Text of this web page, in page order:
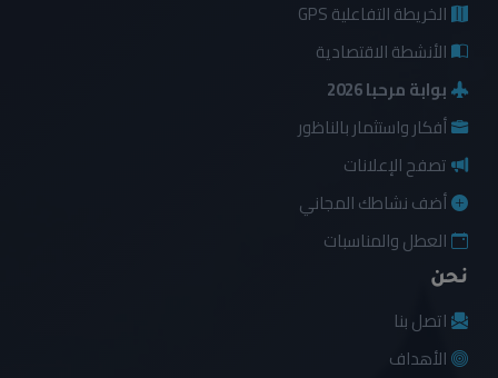
الخريطة التفاعلية GPS
الأنشطة الاقتصادية
بوابة مرحبا 2026
أفكار واستثمار بالناظور
تصفح الإعلانات
أضف نشاطك المجاني
العطل والمناسبات
نحن
اتصل بنا
الأهداف